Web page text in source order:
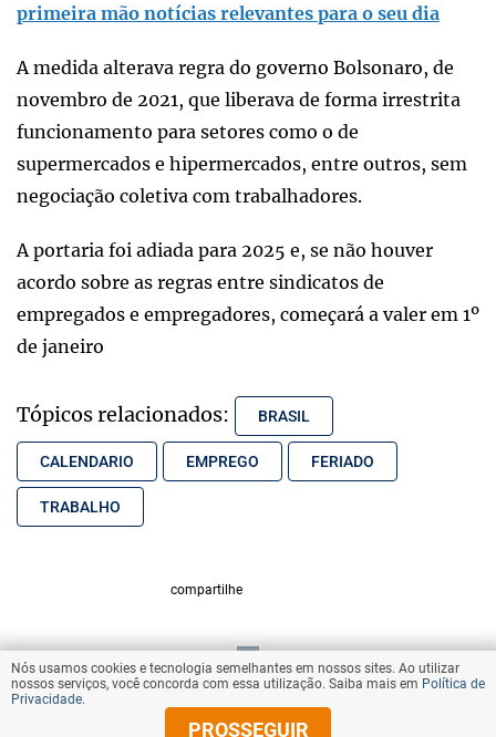
primeira mão notícias relevantes para o seu dia
A medida alterava regra do governo Bolsonaro, de
novembro de 2021, que liberava de forma irrestrita
funcionamento para setores como o de
supermercados e hipermercados, entre outros, sem
negociação coletiva com trabalhadores.
A portaria foi adiada para 2025 e, se não houver
acordo sobre as regras entre sindicatos de
empregados e empregadores, começará a valer em 1º
de janeiro
Tópicos relacionados: BRASIL
CALENDARIO EMPREGO FERIADO
TRABALHO
compartilhe
VOLTAR AO TOPO
© Copyright 2025 Diários Associados
Nós usamos cookies e tecnologia semelhantes em nossos sites. Ao utilizar
nossos serviços, você concorda com essa utilização. Saiba mais em Política de
Privacidade.
PROSSEGUIR